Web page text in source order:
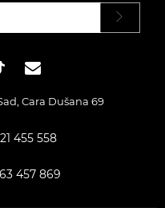
Cara Dušana 69
455 558
457 869